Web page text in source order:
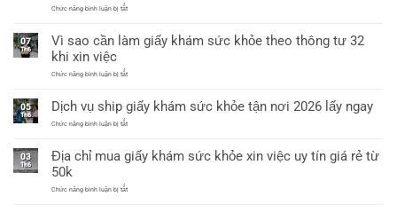
Nội
khám
từ
Chức năng bình luận bị tắtở
khám
sức
việc
32
bệnh
viện
uy
tín
07
Th6
Vì sao cần làm giấy khám sức khỏe theo thông tư 32
khi xin việc
Chức năng bình luận bị tắtở
cần
làm
giấy
khỏe
theo
32
05
Th6
Dịch vụ ship giấy khám sức khỏe tận nơi 2026 lấy ngay
Chức năng bình luận bị tắtở
ship
giấy
khỏe
03
Th6
Địa chỉ mua giấy khám sức khỏe xin việc uy tín giá rẻ từ
50k
Chức năng bình luận bị tắtở